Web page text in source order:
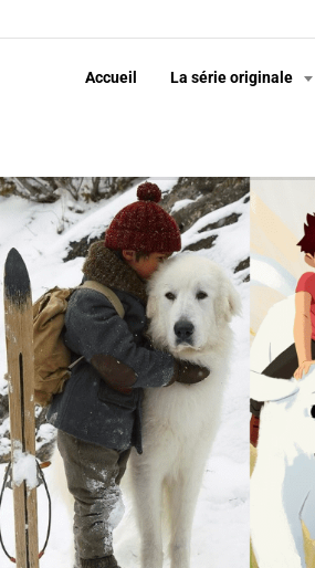
Accueil La série originale